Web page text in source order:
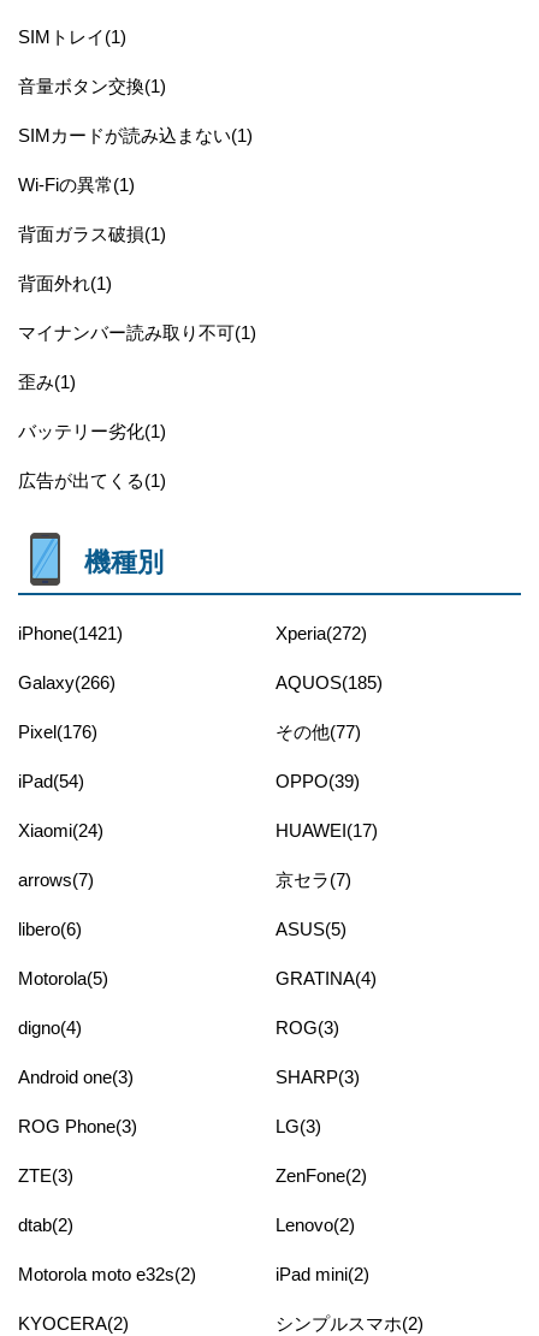
SIMトレイ(1)
音量ボタン交換(1)
SIMカードが読み込まない(1)
Wi-Fiの異常(1)
背面ガラス破損(1)
背面外れ(1)
マイナンバー読み取り不可(1)
歪み(1)
バッテリー劣化(1)
広告が出てくる(1)
機種別
iPhone(1421) Xperia(272)
Galaxy(266) AQUOS(185)
Pixel(176) その他(77)
iPad(54) OPPO(39)
Xiaomi(24) HUAWEI(17)
arrows(7) 京セラ(7)
libero(6) ASUS(5)
Motorola(5) GRATINA(4)
digno(4) ROG(3)
Android one(3) SHARP(3)
ROG Phone(3) LG(3)
ZTE(3) ZenFone(2)
dtab(2) Lenovo(2)
Motorola moto e32s(2) iPad mini(2)
KYOCERA(2) シンプルスマホ(2)